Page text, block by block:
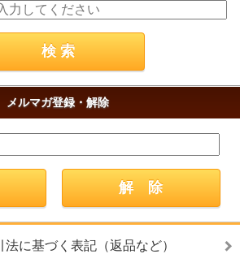
メルマガ登録・解除
法に基づく表記（返品など）